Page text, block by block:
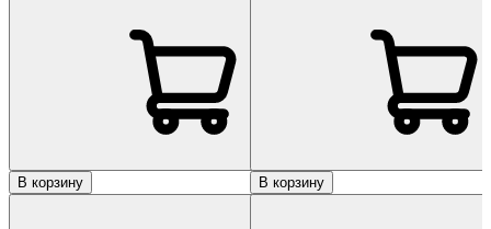
В корзину В корзину